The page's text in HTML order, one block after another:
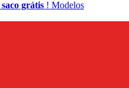
saco grátis ! Modelos